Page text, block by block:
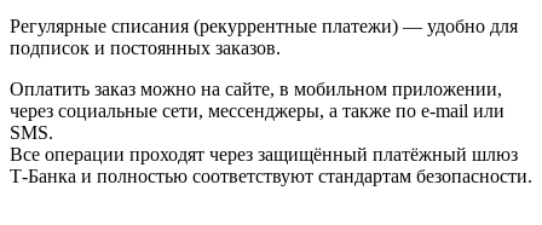
Регулярные списания (рекуррентные платежи) — удобно для
подписок и постоянных заказов.
Оплатить заказ можно на сайте, в мобильном приложении,
через социальные сети, мессенджеры, а также по e-mail или
SMS.
Все операции проходят через защищённый платёжный шлюз
Т-Банка и полностью соответствуют стандартам безопасности.